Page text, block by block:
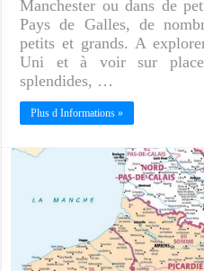
Manchester ou dans de
Pays de Galles, de
petits et grands. A
Uni et à voir sur place
splendides, …
Plus d Informations »